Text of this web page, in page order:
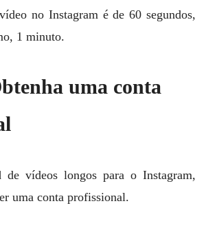
no Instagram é de 60 segundos,
1 minuto.
uma conta
de vídeos longos para o Instagram,
uma conta profissional.